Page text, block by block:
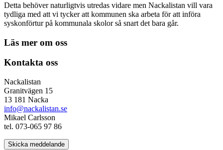
Detta behöver naturligtvis utredas vidare men Nackalistan vill vara
tydliga med att vi tycker att kommunen ska arbeta för att införa
syskonförtur på kommunala skolor så snart det bara går.
Läs mer om oss
Kontakta oss
Nackalistan
Granitvägen 15
13 181 Nacka
info@nackalistan.se
Mikael Carlsson
tel. 073-065 97 86
Skicka meddelande